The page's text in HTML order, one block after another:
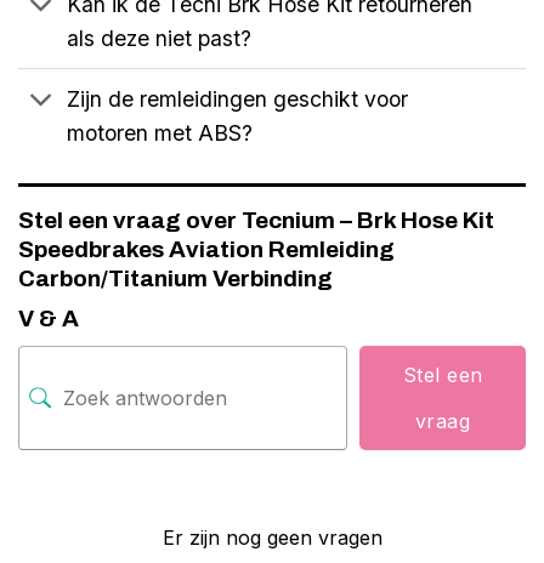
als deze niet past?
Zijn de remleidingen geschikt voor
motoren met ABS?
Stel een vraag over Tecnium – Brk Hose Kit
Speedbrakes Aviation Remleiding
Carbon/Titanium Verbinding
V & A
Stel een
vraag
Er zijn nog geen vragen